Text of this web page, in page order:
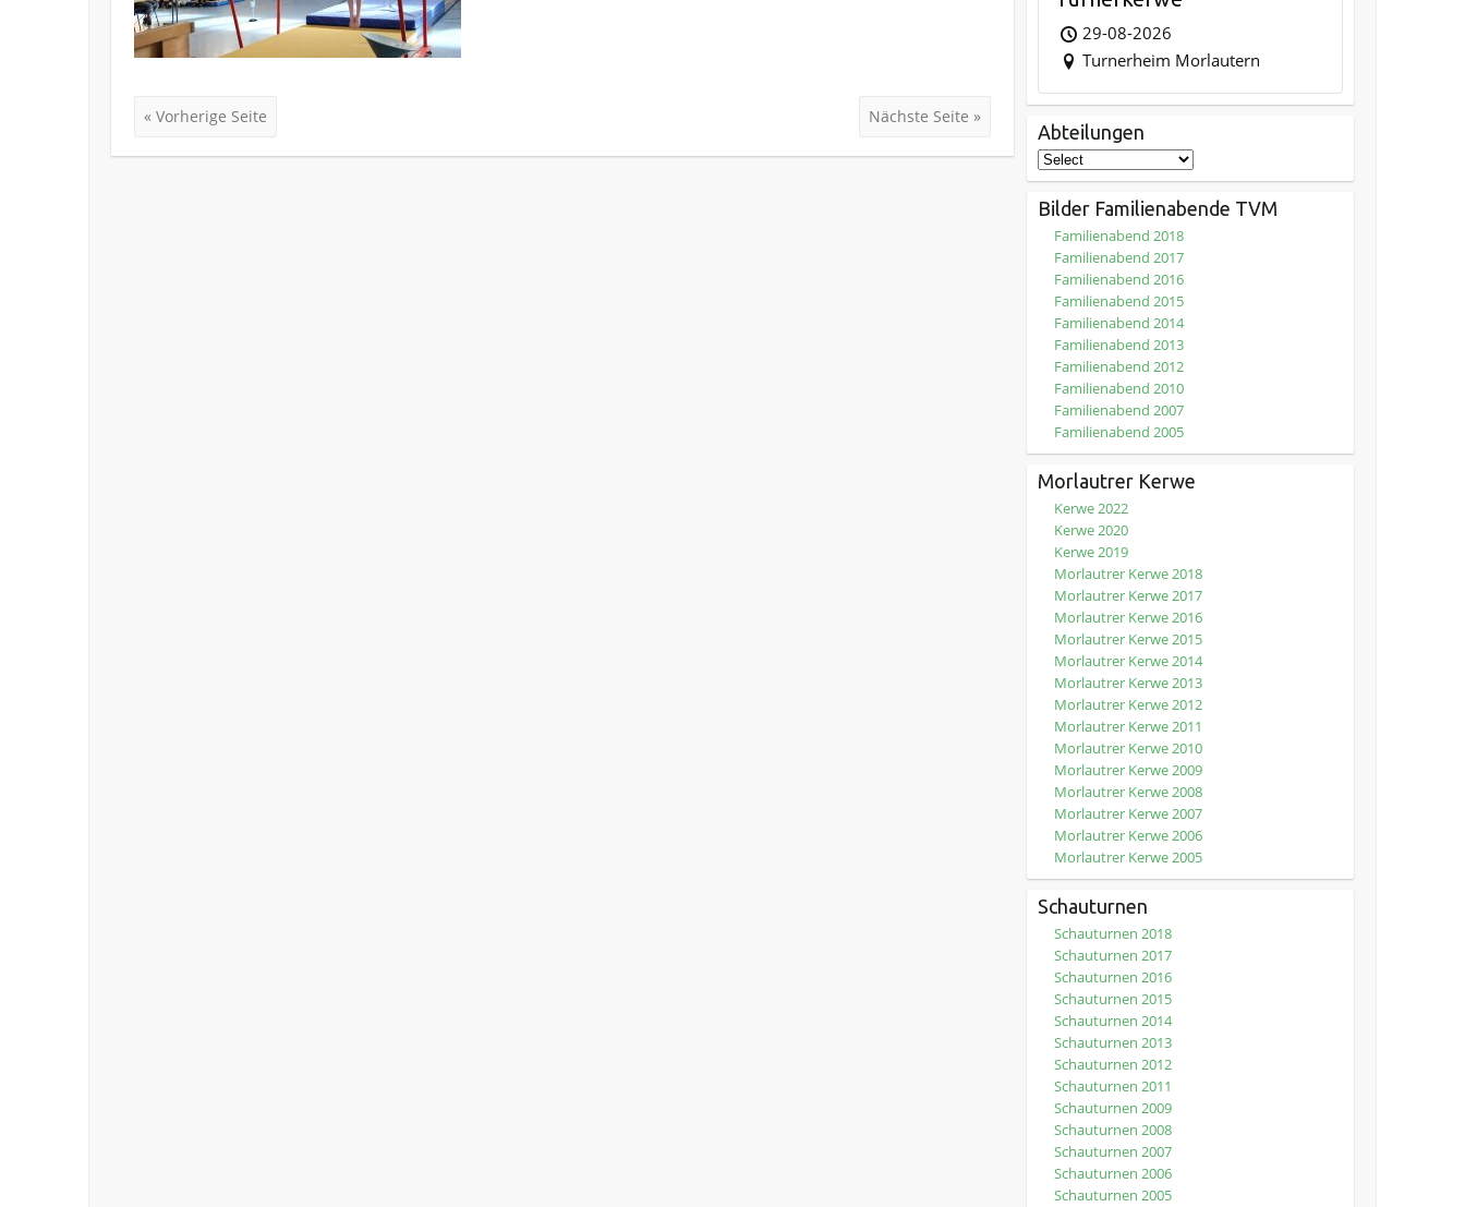
« Vorherige Seite Nächste Seite »
29-08-2026
Turnerheim Morlautern
Abteilungen
Bilder Familienabende TVM
Familienabend 2018
Familienabend 2017
Familienabend 2016
Familienabend 2015
Familienabend 2014
Familienabend 2013
Familienabend 2012
Familienabend 2010
Familienabend 2007
Familienabend 2005
Morlautrer Kerwe
Kerwe 2022
Kerwe 2020
Kerwe 2019
Morlautrer Kerwe 2018
Morlautrer Kerwe 2017
Morlautrer Kerwe 2016
Morlautrer Kerwe 2015
Morlautrer Kerwe 2014
Morlautrer Kerwe 2013
Morlautrer Kerwe 2012
Morlautrer Kerwe 2011
Morlautrer Kerwe 2010
Morlautrer Kerwe 2009
Morlautrer Kerwe 2008
Morlautrer Kerwe 2007
Morlautrer Kerwe 2006
Morlautrer Kerwe 2005
Schauturnen
Schauturnen 2018
Schauturnen 2017
Schauturnen 2016
Schauturnen 2015
Schauturnen 2014
Schauturnen 2013
Schauturnen 2012
Schauturnen 2011
Schauturnen 2009
Schauturnen 2008
Schauturnen 2007
Schauturnen 2006
Schauturnen 2005